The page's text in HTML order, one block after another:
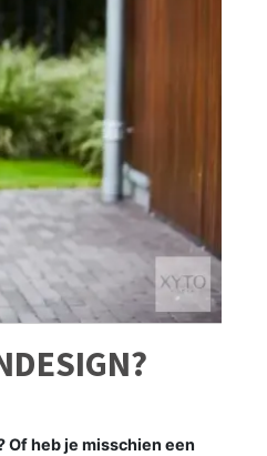
heb je misschien een